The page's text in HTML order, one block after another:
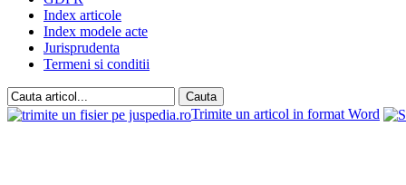
Index articole
Index modele acte
Jurisprudenta
Termeni si conditii
Trimite un articol in format Word